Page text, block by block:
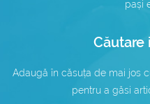
.eu Domains
WordPress Hosting
Windows Hosting
Server
IT Services
Frequently Asked
pași
Adaugă în căsuța de mai jos
pentru a găsi